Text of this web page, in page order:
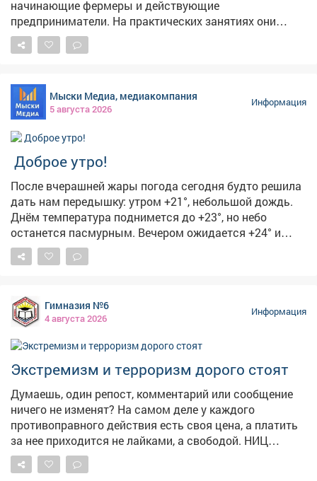
начинающие фермеры и действующие
предприниматели. На практических занятиях они
выезжали в поля, пилотировали беспилотники,
настраивали оборудование, учились составлять
группа сельскохозяйственных предпринимателей
изучала технологии агротуризма. Развитие сельского
хозяйства - одно из стратегических приоритетов для
экономики Кузбасса. Программа «Школа фермера»
открывает новые возможности для всех, кто
заинтересован в работе на земле. Успех каждого
укрепление продовольственной безопасности,
повышение экономической устойчивости всего
региона.
Мыски Медиа, медиакомпания
5 августа 2026
Информация
Доброе утро!
После вчерашней жары погода сегодня будто решила
дать нам передышку: утром +21°, небольшой дождь.
Днём температура поднимется до +23°, но небо
останется пасмурным. Вечером ожидается +24° и
облачно с прояснениями, а ночью похолодает до +17°-
пасмурно. 🏙5августа чествуем изобретение, без
город. 🚦С Международным днём светофора! Первый
светофор появился в 1868году в Лондоне-он был
механическим, работал на газе и управлялся вручную.
Электрическую версию с красным и зелёным
жёлтый цвет добавили позже, чтобы предупреждать о
смене сигнала. В России светофоры начали
появляться в 1930‑х годах.
Гимназия №6
4 августа 2026
Информация
Экстремизм и терроризм дорого стоят
Думаешь, один репост, комментарий или сообщение
ничего не изменят? На самом деле у каждого
противоправного действия есть своя цена, а платить
за нее приходится не лайками, а свободой. НИЦ
Мониторинга и профилактики подготовил «прайс-
лист», который наглядно показывает последствия